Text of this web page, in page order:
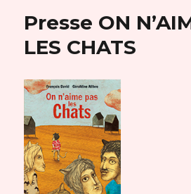
Presse ON
LES CHATS